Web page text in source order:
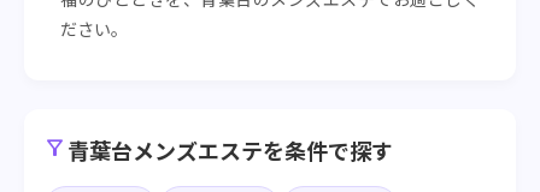
ださい。
filter_alt 青葉台メンズエステを条件で探す